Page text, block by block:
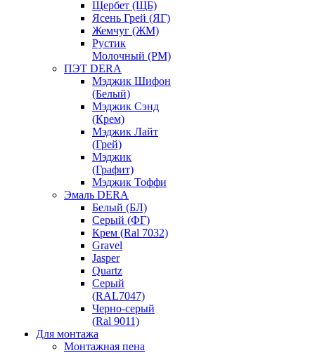
Щербет (ЩБ)
Ясень Грей (ЯГ)
Жемчуг (ЖМ)
Рустик
Молочный (РМ)
ПЭТ DERA
Мэджик Шифон
(Белый)
Мэджик Сэнд
(Крем)
Мэджик Лайт
(Грей)
Мэджик
(Графит)
Мэджик Тоффи
Эмаль DERA
Белый (БЛ)
Серый (ФГ)
Крем (Ral 7032)
Gravel
Jasper
Quartz
Серый
(RAL7047)
Черно-серый
(Ral 9011)
Для монтажа
Монтажная пена